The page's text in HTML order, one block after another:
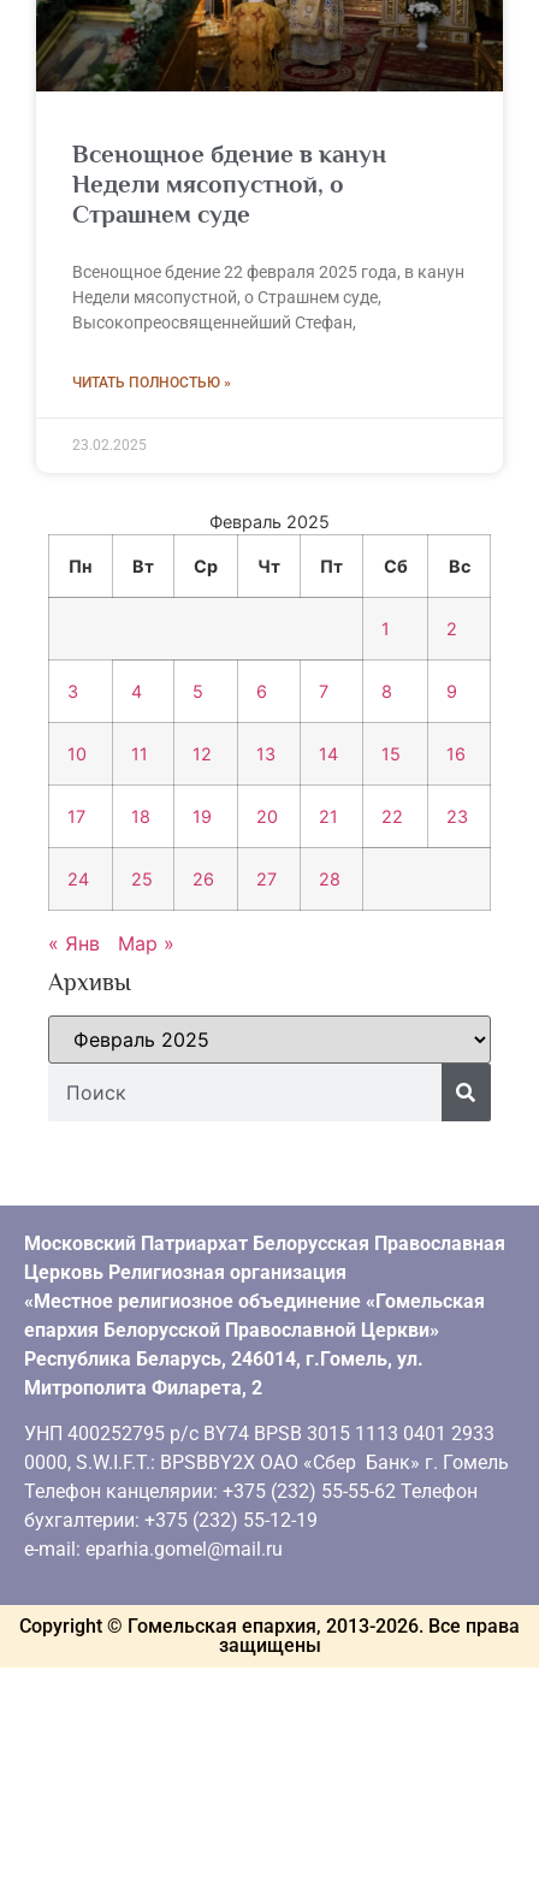
Всенощное бдение в канун
Недели мясопустной, о
Страшнем суде
Всенощное бдение 22 февраля 2025 года, в канун
Недели мясопустной, о Страшнем суде,
Высокопреосвященнейший Стефан,
ЧИТАТЬ ПОЛНОСТЬЮ »
23.02.2025
Февраль 2025
Пн Вт Ср Чт Пт Сб Вс
1 2
3 4 5 6 7 8 9
10 11 12 13 14 15 16
17 18 19 20 21 22 23
24 25 26 27 28
« Янв Мар »
Архивы
Московский Патриархат Белорусская Православная
Церковь Религиозная организация
«Местное религиозное объединение «Гомельская
епархия Белорусской Православной Церкви»
Республика Беларусь, 246014, г.Гомель, ул.
Митрополита Филарета, 2
УНП 400252795 р/с BY74 BPSB 3015 1113 0401 2933
0000, S.W.I.F.T.: BPSBBY2X ОАО «Сбер Банк» г. Гомель
Телефон канцелярии: +375 (232) 55-55-62 Телефон
бухгалтерии: +375 (232) 55-12-19
e-mail: eparhia.gomel@mail.ru
Copyright © Гомельская епархия, 2013-2026. Все права
защищены